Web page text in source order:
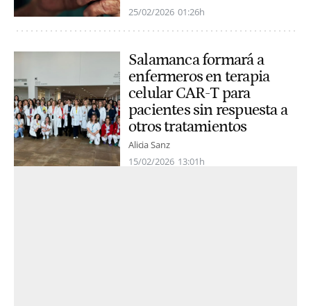
25/02/2026 01:26h
Salamanca formará a
enfermeros en terapia
celular CAR-T para
pacientes sin respuesta a
otros tratamientos
Alicia Sanz
15/02/2026 13:01h